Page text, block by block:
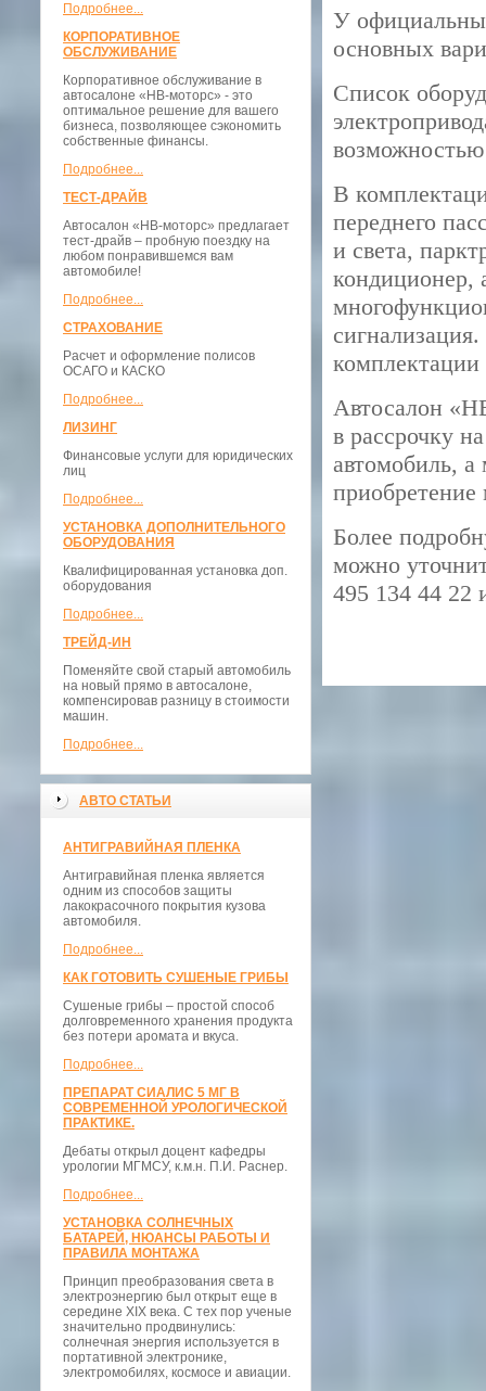
Подробнее...
КОРПОРАТИВНОЕ
ОБСЛУЖИВАНИЕ
Корпоративное обслуживание в
автосалоне «НВ-моторс» - это
оптимальное решение для вашего
бизнеса, позволяющее сэкономить
собственные финансы.
Подробнее...
ТЕСТ-ДРАЙВ
Автосалон «НВ-моторс» предлагает
тест-драйв – пробную поездку на
любом понравившемся вам
автомобиле!
Подробнее...
СТРАХОВАНИЕ
Расчет и оформление полисов
ОСАГО и КАСКО
Подробнее...
ЛИЗИНГ
Финансовые услуги для юридических
лиц
Подробнее...
УСТАНОВКА ДОПОЛНИТЕЛЬНОГО
ОБОРУДОВАНИЯ
Квалифицированная установка доп.
оборудования
Подробнее...
ТРЕЙД-ИН
Поменяйте свой старый автомобиль
на новый прямо в автосалоне,
компенсировав разницу в стоимости
машин.
Подробнее...
АВТО СТАТЬИ
АНТИГРАВИЙНАЯ ПЛЕНКА
Антигравийная пленка является
одним из способов защиты
лакокрасочного покрытия кузова
автомобиля.
Подробнее...
КАК ГОТОВИТЬ СУШЕНЫЕ ГРИБЫ
Сушеные грибы – простой способ
долговременного хранения продукта
без потери аромата и вкуса.
Подробнее...
ПРЕПАРАТ СИАЛИС 5 МГ В
СОВРЕМЕННОЙ УРОЛОГИЧЕСКОЙ
ПРАКТИКЕ.
Дебаты открыл доцент кафедры
урологии МГМСУ, к.м.н. П.И. Раснер.
Подробнее...
УСТАНОВКА СОЛНЕЧНЫХ
БАТАРЕЙ, НЮАНСЫ РАБОТЫ И
ПРАВИЛА МОНТАЖА
Принцип преобразования света в
электроэнергию был открыт еще в
середине XIX века. С тех пор ученые
значительно продвинулись:
солнечная энергия используется в
портативной электронике,
электромобилях, космосе и авиации.
У
основных
Список
возможностью
В
переднего
и света,
кондиционер,
комплектации
Автосалон
в рассрочку
автомобиль,
Более
можно
495 134 44 22